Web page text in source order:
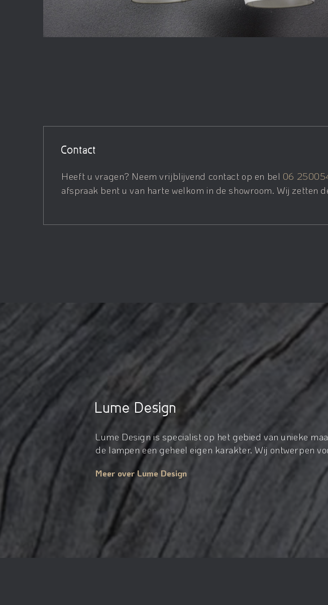
Contact
Heeft u vragen? Neem vrijblijvend contact op en bel 06
afspraak bent u van harte welkom in de showroom. Wij zetten
Lume Design
Lume Design is specialist op het gebied van unieke
de lampen een geheel eigen karakter. Wij ontwerpen
Meer over Lume Design